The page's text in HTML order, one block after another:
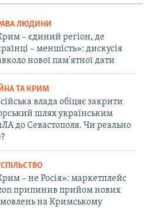
ЛЮДИНИ
– єдиний регіон, де
– меншість»: дискусія
нової пам'ятної дати
ТА КРИМ
влада обіцяє закрити
шлях українським
до Севастополя. Чи реально
– не Росія»: маркетплейс
припинив прийом нових
на Кримському